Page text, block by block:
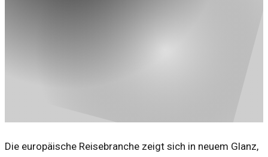
Die europäische Reisebranche zeigt sich in neuem Glanz,